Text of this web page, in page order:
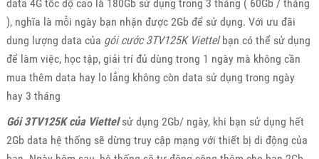
data 4G tốc độ cao là 180Gb sử dụng trong 3 tháng ( 60Gb / tháng
), nghĩa là mỗi ngày bạn nhận được 2Gb để sử dụng. Với ưu đãi
dung lượng data của gói cước 3TV125K Viettelbạn có thể sử dụng
để làm việc, học tập, giải trí đủ dùng trong 1 ngày mà không cần
mua thêm data hay lo lắng không còn data sử dụng trong ngày
hay 3 tháng
Gói 3TV125K của Viettelsử dụng 2Gb/ ngày, khi bạn sử dụng hết
2Gb data hệ thống sẽ dừng truy cập mạng với thiết bị di động của